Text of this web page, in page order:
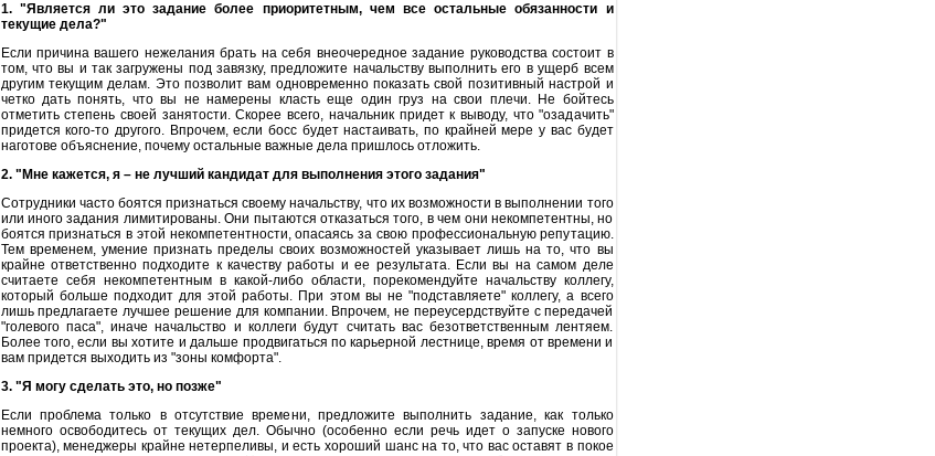
1. "Является ли это задание более приоритетным, чем все остальные обязанности и
текущие дела?"
Если причина вашего нежелания брать на себя внеочередное задание руководства состоит в
том, что вы и так загружены под завязку, предложите начальству выполнить его в ущерб всем
другим текущим делам. Это позволит вам одновременно показать свой позитивный настрой и
четко дать понять, что вы не намерены класть еще один груз на свои плечи. Не бойтесь
отметить степень своей занятости. Скорее всего, начальник придет к выводу, что "озадачить"
придется кого-то другого. Впрочем, если босс будет настаивать, по крайней мере у вас будет
наготове объяснение, почему остальные важные дела пришлось отложить.
2. "Мне кажется, я – не лучший кандидат для выполнения этого задания"
Сотрудники часто боятся признаться своему начальству, что их возможности в выполнении того
или иного задания лимитированы. Они пытаются отказаться того, в чем они некомпетентны, но
боятся признаться в этой некомпетентности, опасаясь за свою профессиональную репутацию.
Тем временем, умение признать пределы своих возможностей указывает лишь на то, что вы
крайне ответственно подходите к качеству работы и ее результата. Если вы на самом деле
считаете себя некомпетентным в какой-либо области, порекомендуйте начальству коллегу,
который больше подходит для этой работы. При этом вы не "подставляете" коллегу, а всего
лишь предлагаете лучшее решение для компании. Впрочем, не переусердствуйте с передачей
"голевого паса", иначе начальство и коллеги будут считать вас безответственным лентяем.
Более того, если вы хотите и дальше продвигаться по карьерной лестнице, время от времени и
вам придется выходить из "зоны комфорта".
3. "Я могу сделать это, но позже"
Если проблема только в отсутствие времени, предложите выполнить задание, как только
немного освободитесь от текущих дел. Обычно (особенно если речь идет о запуске нового
проекта), менеджеры крайне нетерпеливы, и есть хороший шанс на то, что вас оставят в покое